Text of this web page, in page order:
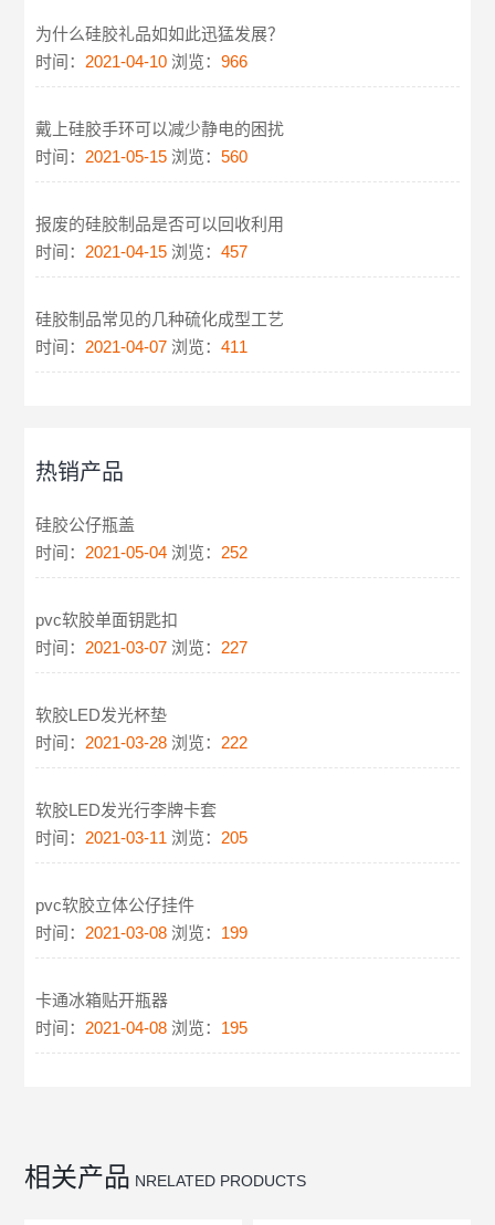
为什么硅胶礼品如如此迅猛发展？
时间： 2021-04-10 浏览：966
戴上硅胶手环可以减少静电的困扰
时间： 2021-05-15 浏览：560
报废的硅胶制品是否可以回收利用
时间： 2021-04-15 浏览：457
硅胶制品常见的几种硫化成型工艺
时间： 2021-04-07 浏览：411
热销产品
硅胶公仔瓶盖
时间： 2021-05-04 浏览： 252
pvc软胶单面钥匙扣
时间： 2021-03-07 浏览： 227
软胶LED发光杯垫
时间： 2021-03-28 浏览： 222
软胶LED发光行李牌卡套
时间： 2021-03-11 浏览： 205
pvc软胶立体公仔挂件
时间： 2021-03-08 浏览： 199
卡通冰箱贴开瓶器
时间： 2021-04-08 浏览： 195
相关产品 NRELATED PRODUCTS